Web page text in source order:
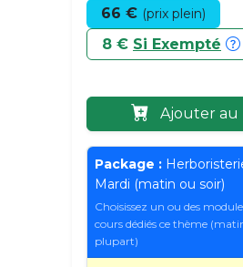
66 € (prix plein)
8 € Si Exempté
Ajouter au
Package :
Mardi (matin ou soir)
Choisissez un ou des
cours dédiés ce thème
plupart)